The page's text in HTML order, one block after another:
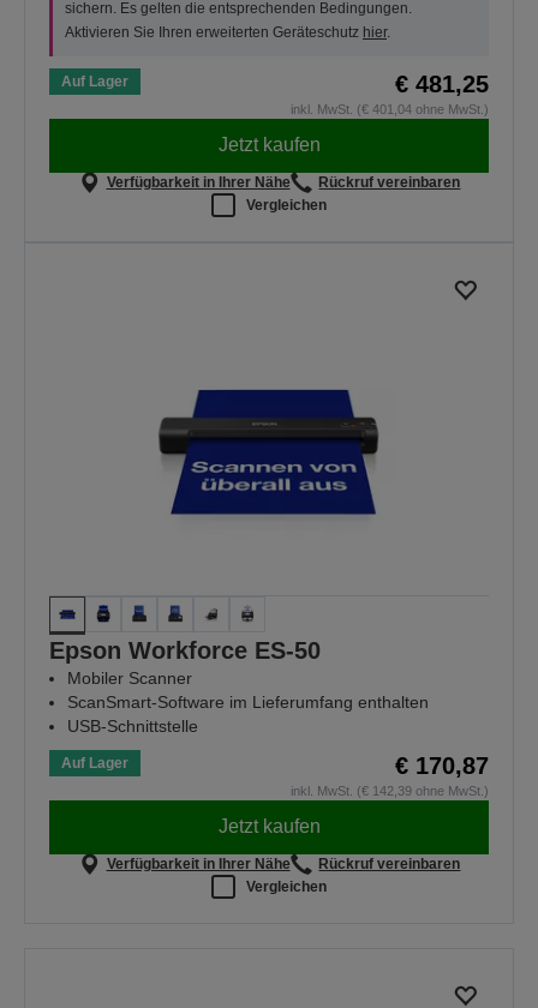
sichern. Es gelten die entsprechenden Bedingungen.
Aktivieren Sie Ihren erweiterten Geräteschutz hier.
Auf Lager € 481,25
inkl. MwSt. (€ 401,04 ohne MwSt.)
Jetzt kaufen
Verfügbarkeit in Ihrer Nähe
Rückruf vereinbaren
Vergleichen
Epson Workforce ES-50
Mobiler Scanner
ScanSmart-Software im Lieferumfang enthalten
USB-Schnittstelle
Auf Lager € 170,87
inkl. MwSt. (€ 142,39 ohne MwSt.)
Jetzt kaufen
Verfügbarkeit in Ihrer Nähe
Rückruf vereinbaren
Vergleichen